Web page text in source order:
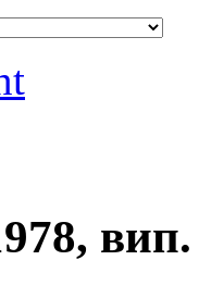
вип.